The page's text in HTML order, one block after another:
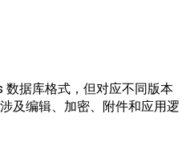
据库格式，但对应不同版本
及编辑、加密、附件和应用逻